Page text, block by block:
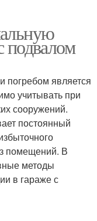
подвалом
погребом является
учитывать при
сооружений.
постоянный
помещений. В
методы
в гараже с